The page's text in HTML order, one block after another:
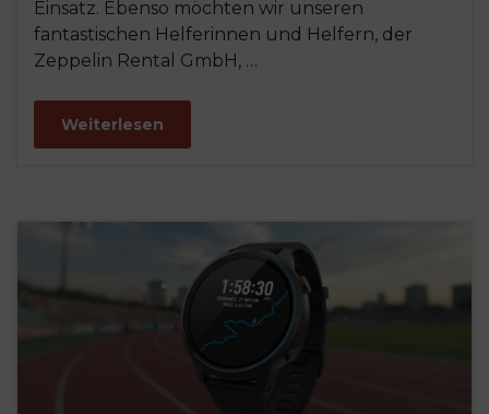
Einsatz. Ebenso möchten wir unseren
fantastischen Helferinnen und Helfern, der
Zeppelin Rental GmbH, …
Weiterlesen